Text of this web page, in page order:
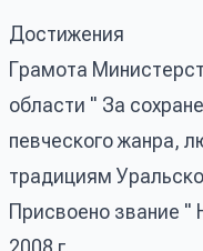
Достижения
Грамота
области " За
певческого жанра,
традициям
Присвоено звание "